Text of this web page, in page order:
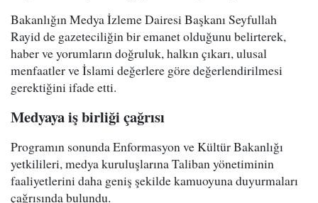
Bakanlığın Medya İzleme Dairesi Başkanı Seyfullah
Rayid de gazeteciliğin bir emanet olduğunu belirterek,
haber ve yorumların doğruluk, halkın çıkarı, ulusal
menfaatler ve İslami değerlere göre değerlendirilmesi
gerektiğini ifade etti.
Medyaya iş birliği çağrısı
Programın sonunda Enformasyon ve Kültür Bakanlığı
yetkilileri, medya kuruluşlarına Taliban yönetiminin
faaliyetlerini daha geniş şekilde kamuoyuna duyurmaları
çağrısında bulundu.